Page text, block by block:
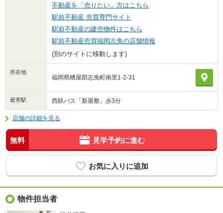
不動産を「売りたい」方はこちら
駅前不動産 売買専門サイト
駅前不動産の建売物件はこちら
駅前不動産売買福岡志免の店舗情報
(別のサイトに移動します)
所在地
福岡県糟屋郡志免町南里1-2-31
最寄駅 西鉄バス「新屋敷」歩3分
店舗の詳細を見る
無料 見学予約に進む
物件担当者